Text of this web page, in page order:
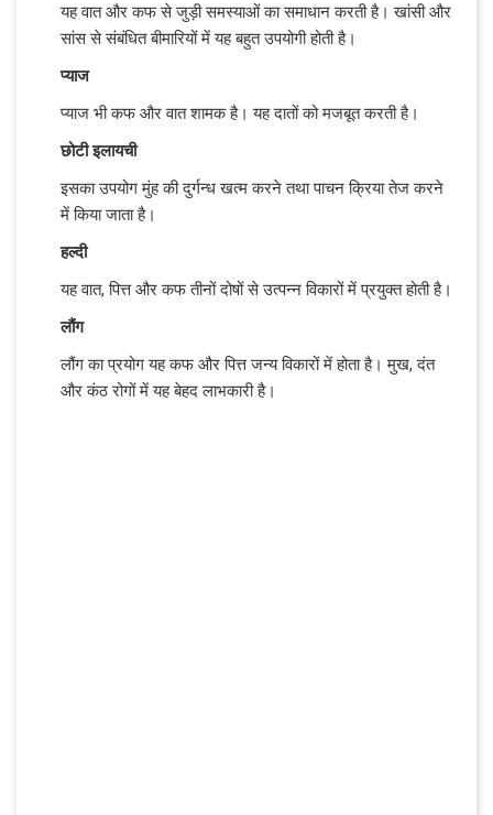
यह वात और कफ से जुड़ी समस्याओं का समाधान करती है। खांसी और
सांस से संबंधित बीमारियों में यह बहुत उपयोगी होती है।
प्याज
प्याज भी कफ और वात शामक है। यह दातों को मजबूत करती है।
छोटी इलायची
इसका उपयोग मुंह की दुर्गन्ध खत्म करने तथा पाचन क्रिया तेज करने
में किया जाता है।
हल्दी
यह वात, पित्त और कफ तीनों दोषों से उत्पन्न विकारों में प्रयुक्त होती है।
लौंग
लौंग का प्रयोग यह कफ और पित्त जन्य विकारों में होता है। मुख, दंत
और कंठ रोगों में यह बेहद लाभकारी है।